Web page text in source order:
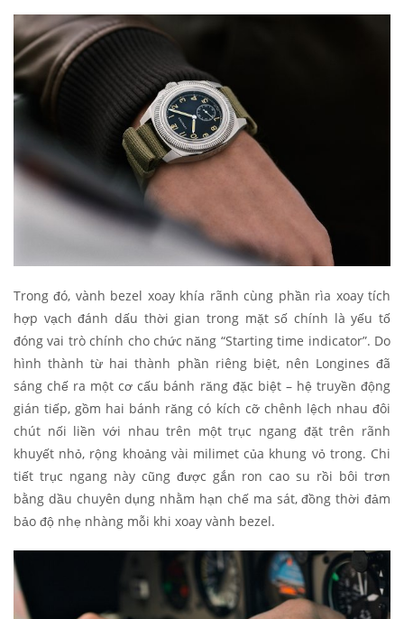
Trong đó, vành bezel xoay khía rãnh cùng phần rìa xoay tích
hợp vạch đánh dấu thời gian trong mặt số chính là yếu tố
đóng vai trò chính cho chức năng “Starting time indicator”. Do
hình thành từ hai thành phần riêng biệt, nên Longines đã
sáng chế ra một cơ cấu bánh răng đặc biệt – hệ truyền động
gián tiếp, gồm hai bánh răng có kích cỡ chênh lệch nhau đôi
chút nối liền với nhau trên một trục ngang đặt trên rãnh
khuyết nhỏ, rộng khoảng vài milimet của khung vỏ trong. Chi
tiết trục ngang này cũng được gắn ron cao su rồi bôi trơn
bằng dầu chuyên dụng nhằm hạn chế ma sát, đồng thời đảm
bảo độ nhẹ nhàng mỗi khi xoay vành bezel.